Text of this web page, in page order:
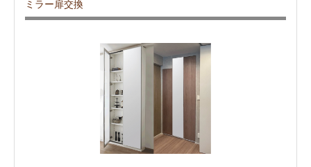
ミラー扉交換